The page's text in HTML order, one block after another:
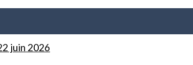
juin 2026